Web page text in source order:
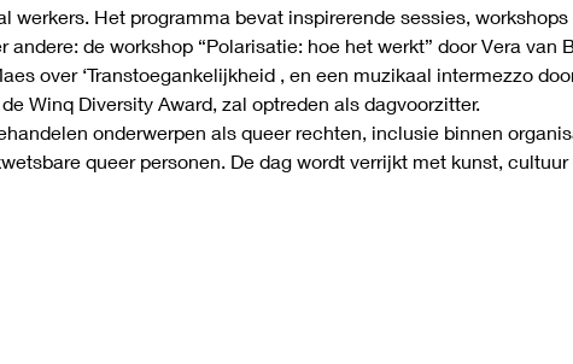
werkers. Het programma bevat inspirerende sessies,
andere: de workshop “Polarisatie: hoe het werkt” door Vera van
over ‘Transtoegankelijkheid , en een muzikaal intermezzo
Winq Diversity Award, zal optreden als dagvoorzitter.
onderwerpen als queer rechten, inclusie binnen
queer personen. De dag wordt verrijkt met kunst,